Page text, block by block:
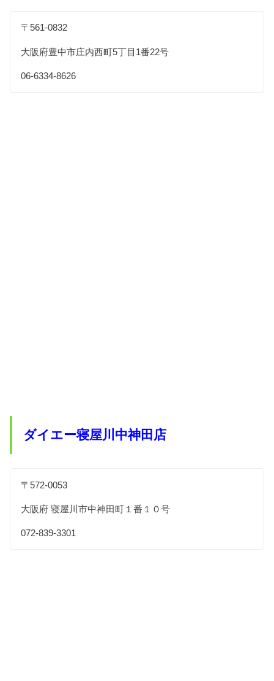
〒561-0832
大阪府豊中市庄内西町5丁目1番22号
06-6334-8626
ダイエー寝屋川中神田店
〒572-0053
大阪府 寝屋川市中神田町１番１０号
072-839-3301